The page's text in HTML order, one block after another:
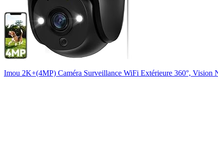
Imou 2K+(4MP) Caméra Surveillance WiFi Extérieure 360°,